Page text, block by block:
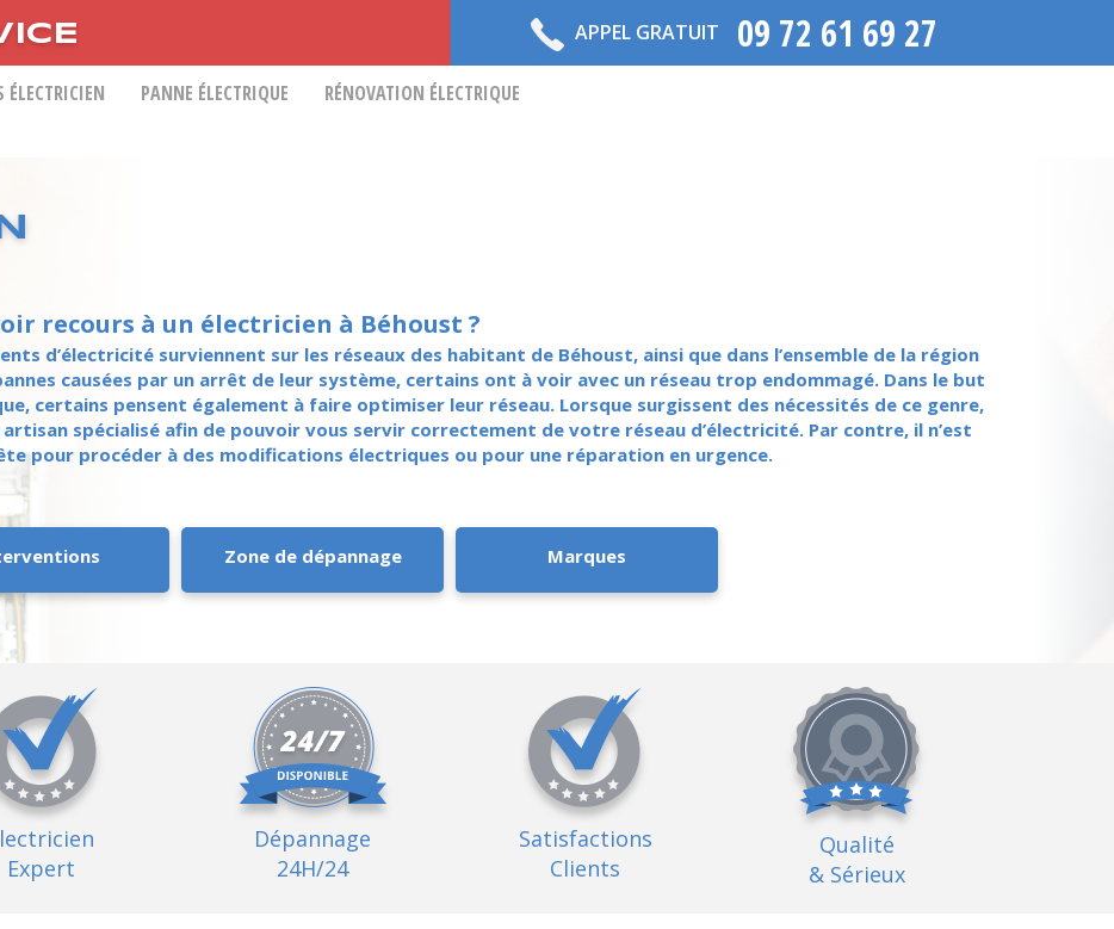
APPEL GRATUIT 09 72 61 69 27
ÉLECTRICIEN PANNE ÉLECTRIQUE RÉNOVATION ÉLECTRIQUE
recours à un électricien à Béhoust ?
d’électricité surviennent sur les réseaux des habitant de Béhoust, ainsi que dans l’ensemble de la région
causées par un arrêt de leur système, certains ont à voir avec un réseau trop endommagé. Dans le but
certains pensent également à faire optimiser leur réseau. Lorsque surgissent des nécessités de ce genre,
spécialisé afin de pouvoir vous servir correctement de votre réseau d’électricité. Par contre, il n’est
pour procéder à des modifications électriques ou pour une réparation en urgence.
Zone de dépannage Marques
Expert
Dépannage
24H/24
Satisfactions
Clients
Qualité
& Sérieux